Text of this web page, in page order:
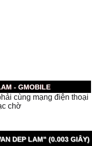
- GMOBILE
cùng mạng điện thoại
chờ
DEP LAM" (0.003 GIÂY)